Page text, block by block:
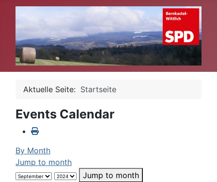
Aktuelle Seite: Startseite
Events Calendar
By Month
Jump to month
Jump to month